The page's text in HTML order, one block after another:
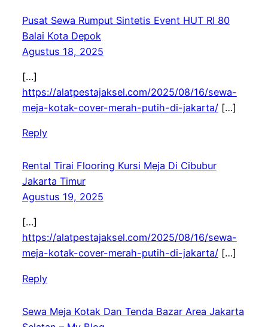
Pusat Sewa Rumput Sintetis Event HUT RI 80
Balai Kota Depok
Agustus 18, 2025
[…]
https://alatpestajaksel.com/2025/08/16/sewa-
meja-kotak-cover-merah-putih-di-jakarta/[…]
Reply
Rental Tirai Flooring Kursi Meja Di Cibubur
Jakarta Timur
Agustus 19, 2025
[…]
https://alatpestajaksel.com/2025/08/16/sewa-
meja-kotak-cover-merah-putih-di-jakarta/[…]
Reply
Sewa Meja Kotak Dan Tenda Bazar Area Jakarta